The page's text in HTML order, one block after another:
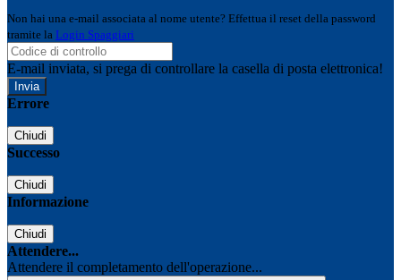
Non hai una e-mail associata al nome utente? Effettua il reset della password
tramite la Login Spaggiari
E-mail inviata, si prega di controllare la casella di posta elettronica!
Errore
Chiudi
Successo
Chiudi
Informazione
Chiudi
Attendere...
Attendere il completamento dell'operazione...